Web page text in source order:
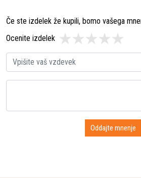
Če ste izdelek že kupili, bomo vašega
Ocenite izdelek